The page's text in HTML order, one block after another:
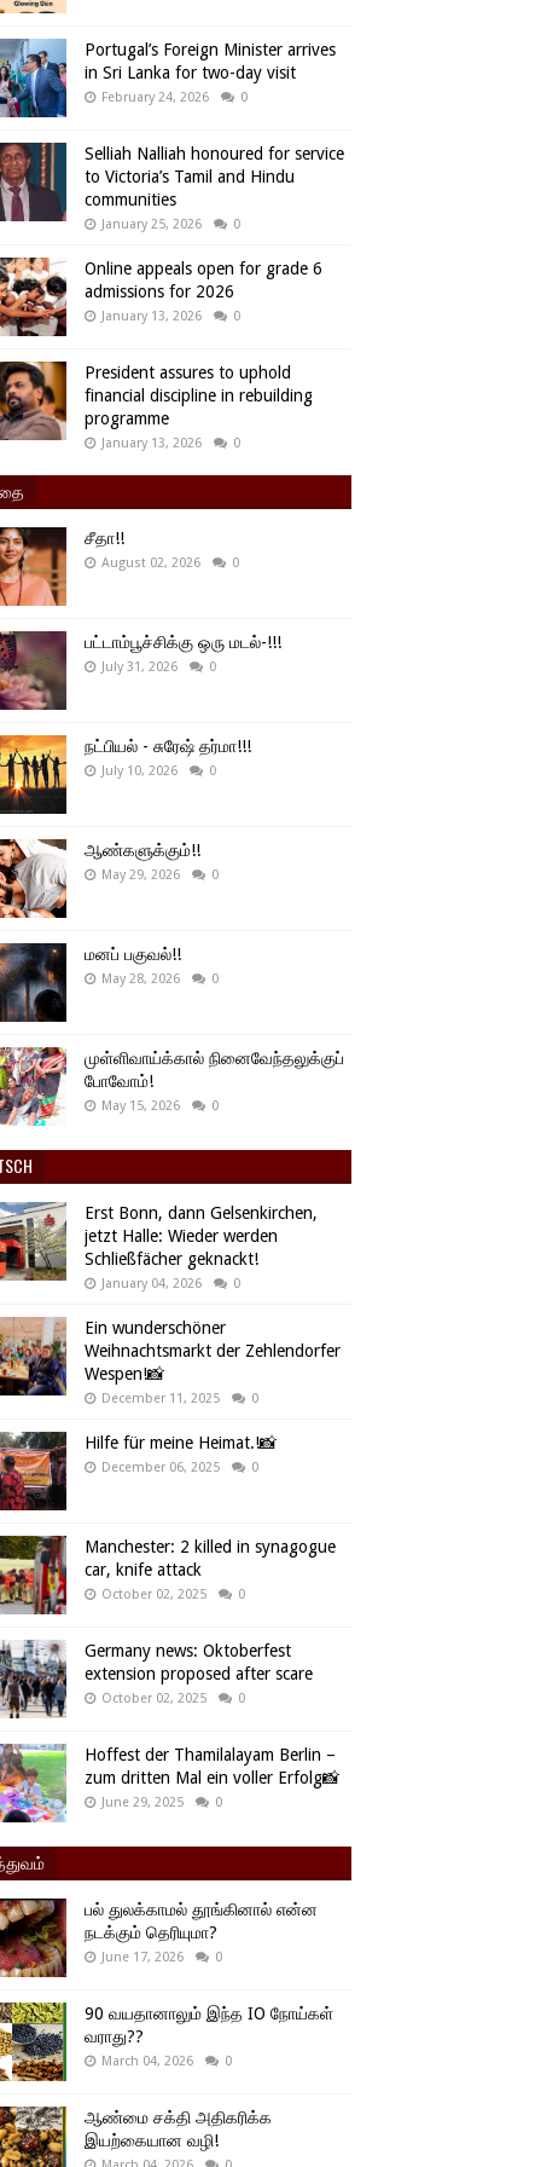
Portugal’s Foreign Minister arrives
in Sri Lanka for two-day visit
February 24, 2026 0
Selliah Nalliah honoured for service
to Victoria’s Tamil and Hindu
communities
January 25, 2026 0
Online appeals open for grade 6
admissions for 2026
January 13, 2026 0
President assures to uphold
financial discipline in rebuilding
programme
January 13, 2026 0
சீதா!!
August 02, 2026 0
பட்டாம்பூச்சிக்கு ஒரு மடல்-!!!
July 31, 2026 0
நட்பியல் - சுரேஷ் தர்மா!!!
July 10, 2026 0
ஆண்களுக்கும்!!
May 29, 2026 0
மனப் பகுவல்!!
May 28, 2026 0
முள்ளிவாய்க்கால் நினைவேந்தலுக்குப்
போவோம்!
May 15, 2026 0
Erst Bonn, dann Gelsenkirchen,
jetzt Halle: Wieder werden
Schließfächer geknackt!
January 04, 2026 0
Ein wunderschöner
Weihnachtsmarkt der Zehlendorfer
Wespen!📸
December 11, 2025 0
Hilfe für meine Heimat.!📸
December 06, 2025 0
Manchester: 2 killed in synagogue
car, knife attack
October 02, 2025 0
Germany news: Oktoberfest
extension proposed after scare
October 02, 2025 0
Hoffest der Thamilalayam Berlin –
zum dritten Mal ein voller Erfolg📸
June 29, 2025 0
பல் துலக்காமல் தூங்கினால் என்ன
நடக்கும் தெரியுமா?
June 17, 2026 0
90 வயதானாலும் இந்த IO நோய்கள்
வராது??
March 04, 2026 0
ஆண்மை சக்தி அதிகரிக்க
இயற்கையான வழி!